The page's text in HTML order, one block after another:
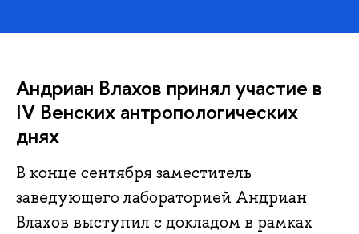
Андриан Влахов принял участие в
IV Венских антропологических
днях
В конце сентября заместитель
заведующего лабораторией Андриан
Влахов выступил с докладом в рамках